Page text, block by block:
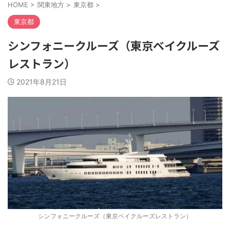
HOME > 関東地方 > 東京都 >
東京都
シンフォニークルーズ（東京ベイクルーズ
レストラン）
2021年8月21日
シンフォニークルーズ（東京ベイクルーズレストラン）